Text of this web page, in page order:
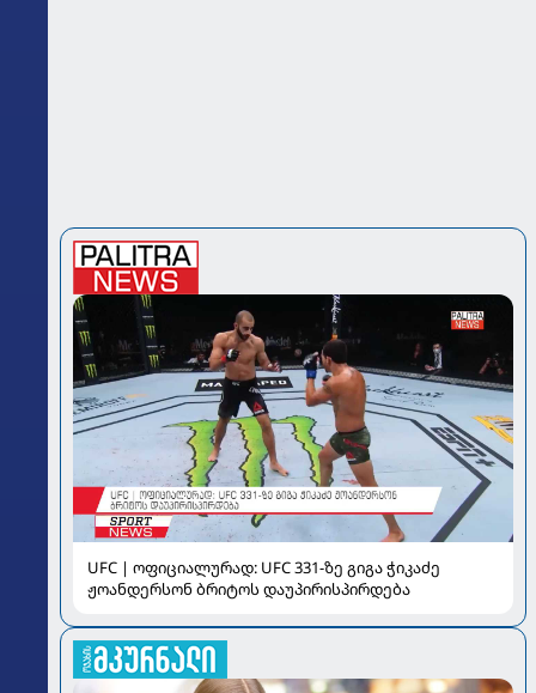
UFC | ოფიციალურად: UFC 331-ზე გიგა ჭიკაძე
ჟოანდერსონ ბრიტოს დაუპირისპირდება